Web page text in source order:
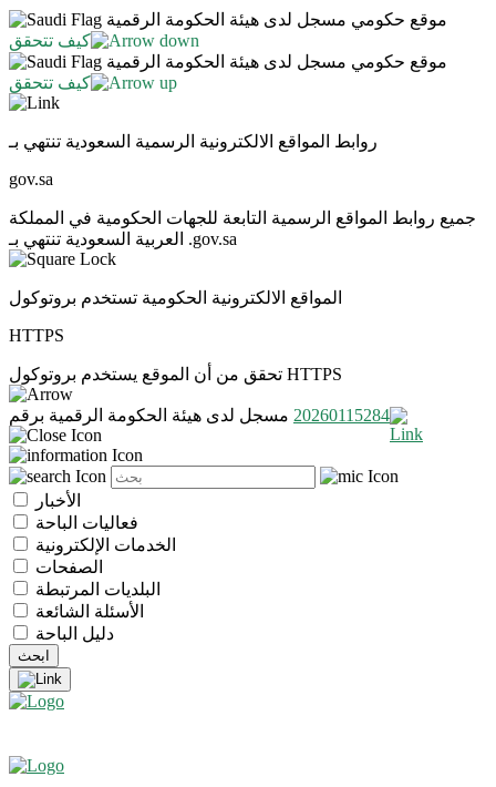
موقع حكومي مسجل لدى هيئة الحكومة الرقمية
كيف تتحقق
موقع حكومي مسجل لدى هيئة الحكومة الرقمية
كيف تتحقق
روابط المواقع الالكترونية الرسمية السعودية تنتهي بـ
gov.sa
جميع روابط المواقع الرسمية التابعة للجهات الحكومية في المملكة
العربية السعودية تنتهي بـ .gov.sa
المواقع الالكترونية الحكومية تستخدم بروتوكول
HTTPS
تحقق من أن الموقع يستخدم بروتوكول HTTPS
مسجل لدى هيئة الحكومة الرقمية برقم 20260115284
الأخبار
فعاليات الباحة
الخدمات الإلكترونية
الصفحات
البلديات المرتبطة
الأسئلة الشائعة
دليل الباحة